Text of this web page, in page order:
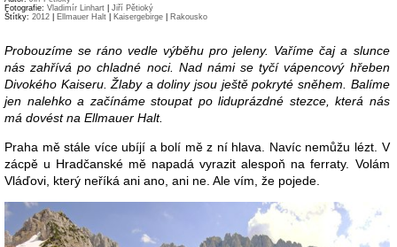
Fotografie: Vladimír Linhart
Jiří Pětioký
Štítky: 2012 Ellmauer Halt Kaisergebirge Rakousko
Probouzíme se ráno vedle výběhu pro jeleny. Vaříme čaj a slunce
nás zahřívá po chladné noci. Nad námi se tyčí vápencový hřeben
Divokého Kaiseru. Žlaby a doliny jsou ještě pokryté sněhem. Balíme
jen nalehko a začínáme stoupat po liduprázdné stezce, která nás
má dovést na Ellmauer Halt.
Praha mě stále více ubíjí a bolí mě z ní hlava. Navíc nemůžu lézt. V
zácpě u Hradčanské mě napadá vyrazit alespoň na ferraty. Volám
Vláďovi, který neříká ani ano, ani ne. Ale vím, že pojede.